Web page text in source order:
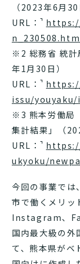
（2023年6月30
URL：
※2 総務省 統計
年1月30日）
URL：
issu/
※3 熊本労働局
集計結果」（
URL：
ukyoku/
今回の事業では
市で働くメリッ
Instagram、
国内最大級の
て、熊本県がベ